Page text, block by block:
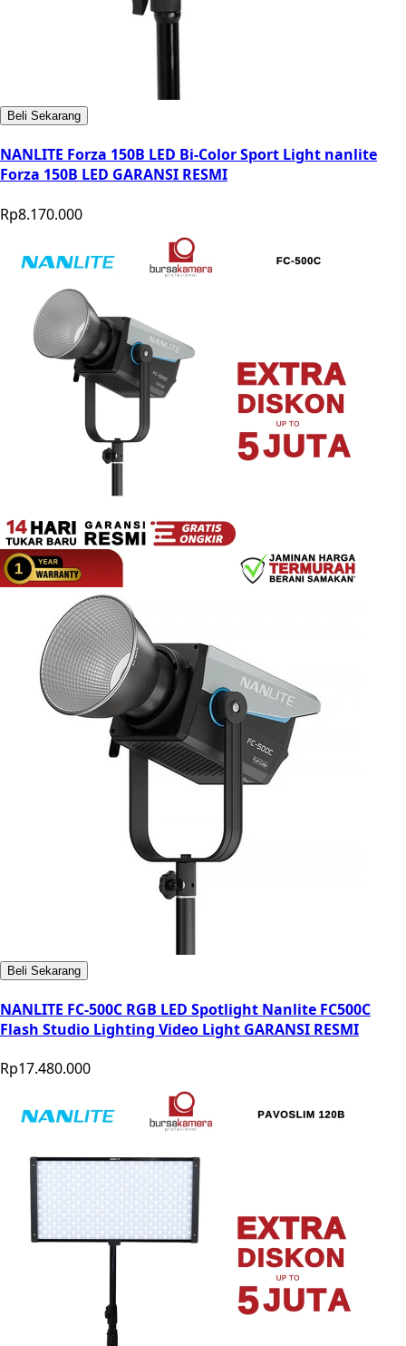
Beli Sekarang
NANLITE Forza 150B LED Bi-Color Sport Light nanlite
Forza 150B LED GARANSI RESMI
Rp8.170.000
Beli Sekarang
NANLITE FC-500C RGB LED Spotlight Nanlite FC500C
Flash Studio Lighting Video Light GARANSI RESMI
Rp17.480.000